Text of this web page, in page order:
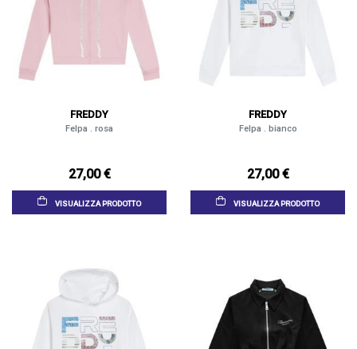
FREDDY
Felpa . rosa
27,00 €
VISUALIZZA PRODOTTO
FREDDY
Felpa . bianco
27,00 €
VISUALIZZA PRODOTTO